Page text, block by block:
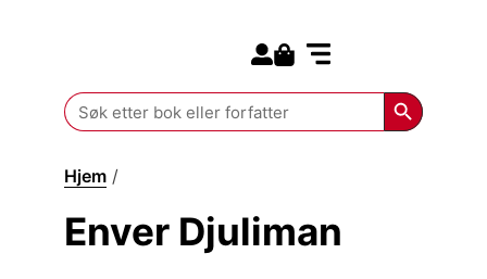
Search
for:
Search
Hjem /
Enver Djuliman